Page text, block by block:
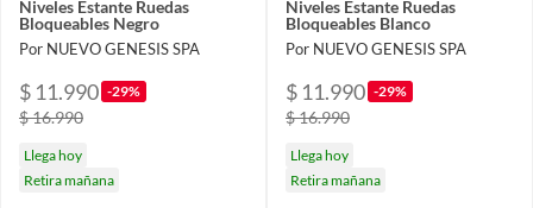
Niveles Estante Ruedas
Bloqueables Negro
Por NUEVO GENESIS SPA
$ 11.990 -29%
$ 16.990
Llega hoy
Retira mañana
Niveles Estante Ruedas
Bloqueables Blanco
Por NUEVO GENESIS SPA
$ 11.990 -29%
$ 16.990
Llega hoy
Retira mañana